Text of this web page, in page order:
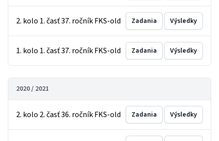
2. kolo 1. časť 37. ročník FKS-old Zadania Výsledky
1. kolo 1. časť 37. ročník FKS-old Zadania Výsledky
2020 / 2021
2. kolo 2. časť 36. ročník FKS-old Zadania Výsledky